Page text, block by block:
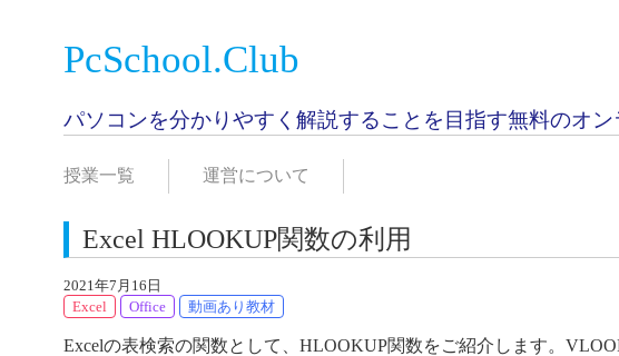
PcSchool.Club
パソコンを分かりやすく解説することを目指す無料のオ
授業一覧 運営について
Excel HLOOKUP関数の利用
2021年7月16日
Excel
Office 動画あり教材
Excelの表検索の関数として、HLOOKUP関数をご紹介します。